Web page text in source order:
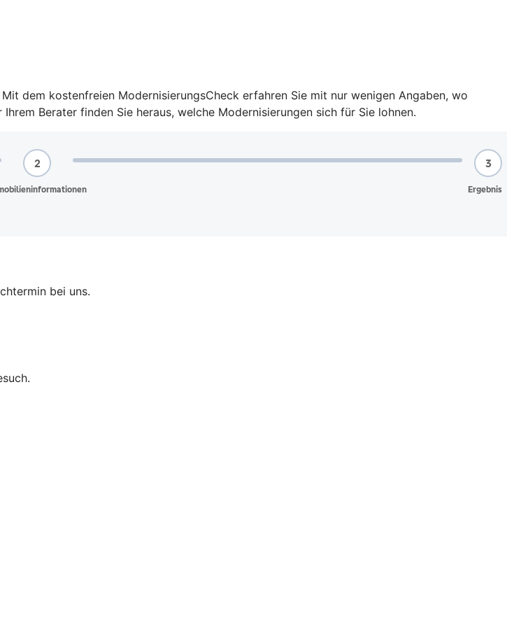
dem kostenfreien ModernisierungsCheck erfahren Sie mit nur wenigen Angaben, wo
Berater finden Sie heraus, welche Modernisierungen sich für Sie lohnen.
bei uns.